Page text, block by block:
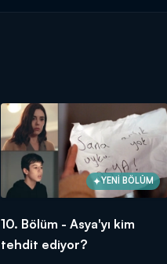
YENİ BÖLÜM
10. Bölüm - Asya'yı kim
tehdit ediyor?